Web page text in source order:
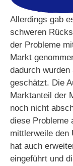
Allerdings gab
schweren
der Probleme
Markt
dadurch
geschätzt. Die
Marktanteil der
noch nicht
diese Probleme
mittlerweile den
hat auch
eingeführt und